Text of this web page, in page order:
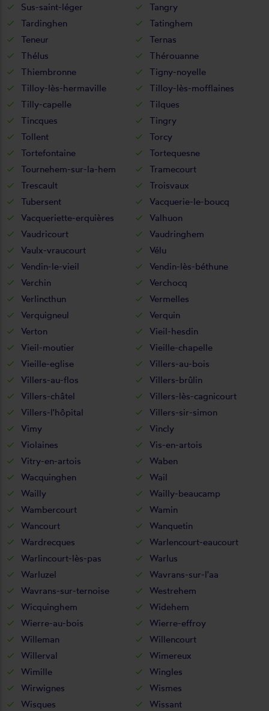
Sus-saint-léger
Tangry
Tardinghen
Tatinghem
Teneur
Ternas
Thélus
Thérouanne
Thiembronne
Tigny-noyelle
Tilloy-lès-hermaville
Tilloy-lès-mofflaines
Tilly-capelle
Tilques
Tincques
Tingry
Tollent
Torcy
Tortefontaine
Tortequesne
Tournehem-sur-la-hem
Tramecourt
Trescault
Troisvaux
Tubersent
Vacquerie-le-boucq
Vacqueriette-erquières
Valhuon
Vaudricourt
Vaudringhem
Vaulx-vraucourt
Vélu
Vendin-le-vieil
Vendin-lès-béthune
Verchin
Verchocq
Verlincthun
Vermelles
Verquigneul
Verquin
Verton
Vieil-hesdin
Vieil-moutier
Vieille-chapelle
Vieille-eglise
Villers-au-bois
Villers-au-flos
Villers-brûlin
Villers-châtel
Villers-lès-cagnicourt
Villers-l'hôpital
Villers-sir-simon
Vimy
Vincly
Violaines
Vis-en-artois
Vitry-en-artois
Waben
Wacquinghen
Wail
Wailly
Wailly-beaucamp
Wambercourt
Wamin
Wancourt
Wanquetin
Wardrecques
Warlencourt-eaucourt
Warlincourt-lès-pas
Warlus
Warluzel
Wavrans-sur-l'aa
Wavrans-sur-ternoise
Westrehem
Wicquinghem
Widehem
Wierre-au-bois
Wierre-effroy
Willeman
Willencourt
Willerval
Wimereux
Wimille
Wingles
Wirwignes
Wismes
Wisques
Wissant